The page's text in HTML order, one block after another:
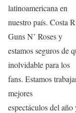
latinoamericana en
nuestro país. Costa
Guns N’ Roses y
estamos seguros de
inolvidable para los
fans. Estamos
mejores
espectáculos del año